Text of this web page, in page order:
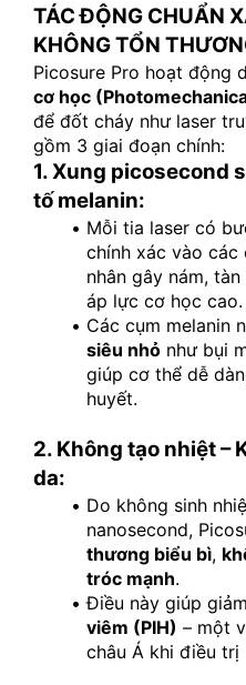
TÁC ĐỘNG CHUẨN
KHÔNG TỔN
Picosure Pro hoạt động
cơ học
để đốt cháy như laser
gồm 3 giai đoạn chính:
1. Xung picosecond
tố melanin:
Mỗi tia laser có
chính xác vào các
nhân gây nám,
áp lực cơ học cao.
Các cụm melanin
siêu nhỏ như bụi
giúp cơ thể dễ
huyết.
2. Không tạo nhiệt –
da:
Do không sinh
nanosecond,
thương biểu bì,
tróc mạnh.
Điều này giúp
viêm (PIH) – một
châu Á khi điều trị